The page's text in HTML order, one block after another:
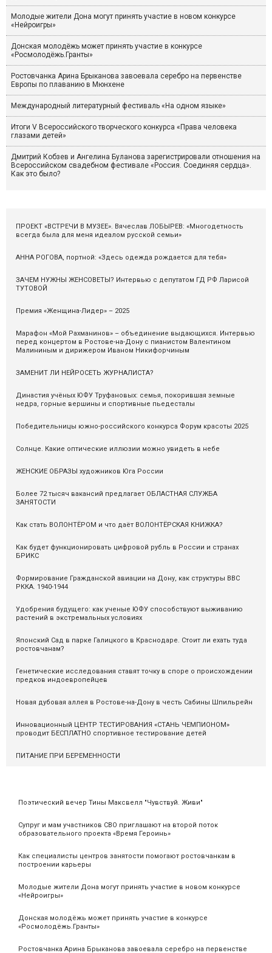
Поэтический вечер Тины Максвелл "Чувствуй. Живи"
Супруг и мам участников СВО приглашают на второй поток
образовательного проекта «Время Героинь»
Как специалисты центров занятости помогают ростовчанкам в
построении карьеры
Молодые жители Дона могут принять участие в новом конкурсе
«Нейроигры»
Донская молодёжь может принять участие в конкурсе
«Росмолодёжь.Гранты»
Ростовчанка Арина Брыканова завоевала серебро на первенстве
Молодые жители Дона могут принять участие в новом конкурсе
«Нейроигры»
Донская молодёжь может принять участие в конкурсе
«Росмолодёжь.Гранты»
Ростовчанка Арина Брыканова завоевала серебро на первенстве
Европы по плаванию в Мюнхене
Международный литературный фестиваль «На одном языке»
Итоги V Всероссийского творческого конкурса «Права человека
глазами детей»
Дмитрий Кобзев и Ангелина Буланова зарегистрировали отношения на
Всероссийском свадебном фестивале «Россия. Соединяя сердца».
Как это было?
ПРОЕКТ «ВСТРЕЧИ В МУЗЕЕ». Вячеслав ЛОБЫРЕВ: «Многодетность
всегда была для меня идеалом русской семьи»
АННА РОГОВА, портной: «Здесь одежда рождается для тебя»
ЗАЧЕМ НУЖНЫ ЖЕНСОВЕТЫ? Интервью с депутатом ГД РФ Ларисой
ТУТОВОЙ
Премия «Женщина-Лидер» – 2025
Марафон «Мой Рахманинов» – объединение выдающихся. Интервью
перед концертом в Ростове-на-Дону с пианистом Валентином
Малининым и дирижером Иваном Никифорчиным
ЗАМЕНИТ ЛИ НЕЙРОСЕТЬ ЖУРНАЛИСТА?
Династия учёных ЮФУ Труфановых: семья, покорившая земные
недра, горные вершины и спортивные пьедесталы
Победительницы южно-российского конкурса Форум красоты 2025
Солнце. Какие оптические иллюзии можно увидеть в небе
ЖЕНСКИЕ ОБРАЗЫ художников Юга России
Более 72 тысяч вакансий предлагает ОБЛАСТНАЯ СЛУЖБА
ЗАНЯТОСТИ
Как стать ВОЛОНТЁРОМ и что даёт ВОЛОНТЁРСКАЯ КНИЖКА?
Как будет функционировать цифровой рубль в России и странах
БРИКС
Формирование Гражданской авиации на Дону, как структуры ВВС
РККА. 1940-1944
Удобрения будущего: как ученые ЮФУ способствуют выживанию
растений в экстремальных условиях
Японский Сад в парке Галицкого в Краснодаре. Стоит ли ехать туда
ростовчанам?
Генетические исследования ставят точку в споре о происхождении
предков индоевропейцев
Новая дубовая аллея в Ростове-на-Дону в честь Сабины Шпильрейн
Инновационный ЦЕНТР ТЕСТИРОВАНИЯ «СТАНЬ ЧЕМПИОНОМ»
проводит БЕСПЛАТНО спортивное тестирование детей
ПИТАНИЕ ПРИ БЕРЕМЕННОСТИ